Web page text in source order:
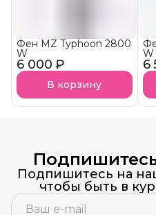
6 000 ₽
Фен MZ Typhoon 2800
W
В корзину
6
W
Подпишитесь на
чтобы быть в